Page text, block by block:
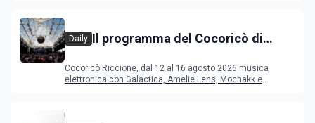
Daily Il programma del Cocoricò di
Cocoricò Riccione, dal 12 al 16 agosto 2026 musica
elettronica con Galactica, Amelie Lens, Mochakk e